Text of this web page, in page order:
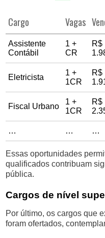
Cargo Vagas
Assistente
Contábil
1 +
CR
R$
Eletricista
1 +
1CR
R$
Fiscal Urbano
1 +
1CR
R$
… … …
Essas oportunidades
qualificados contribuam
pública.
Cargos de nível
Por último, os cargos que
foram ofertados,